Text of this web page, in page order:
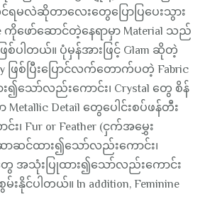
ဆိုတာလေးတွေပြောပြပေးသွား
ကိုဖော်ဆောင်တဲ့နေရာမှာ Material သည်
ပါတယ်။ ပုံမှန်အားဖြင့် Glam ဆိုတဲ့
ဖြစ်ပြီးပြောင်လက်တောက်ပတဲ့ Fabric
၍သော်လည်းကောင်း၊ Crystal တွေ စိန်
Detail တွေပေါင်းစပ်ဖန်တီး
၊ Fur or Feather (ငှက်အမွှေး
ဆင်ထား၍သော်လည်းကောင်း၊
အသုံးပြုထား၍သော်လည်းကောင်း
မ်းနိုင်ပါတယ်။ In addition, Feminine